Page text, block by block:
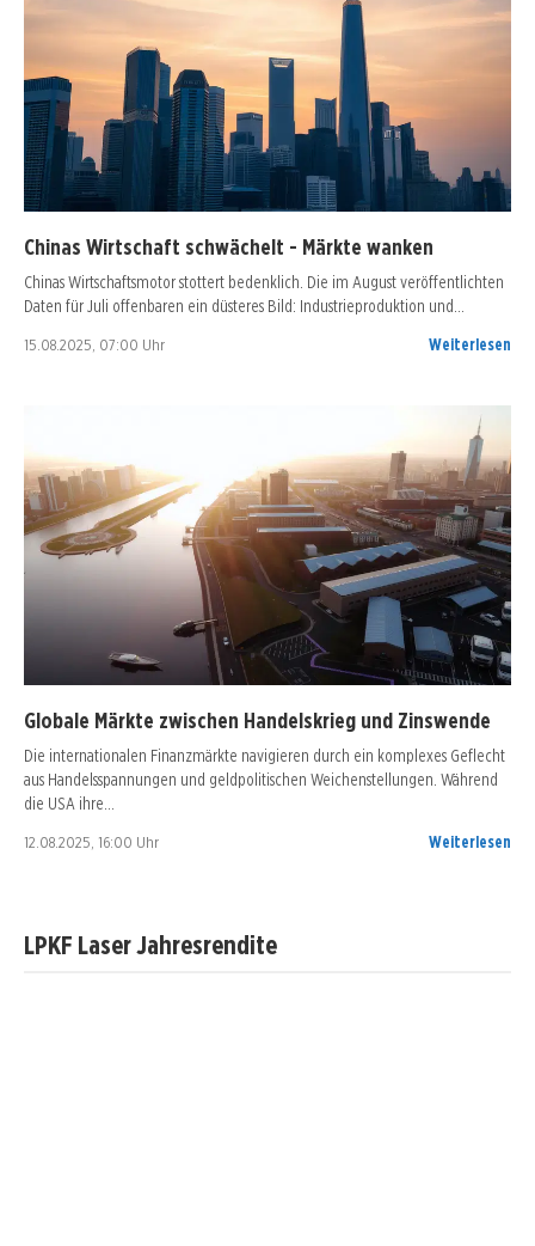
Chinas Wirtschaft schwächelt - Märkte wanken
Chinas Wirtschaftsmotor stottert bedenklich. Die im August veröffentlichten
Daten für Juli offenbaren ein düsteres Bild: Industrieproduktion und…
15.08.2025, 07:00 Uhr Weiterlesen
Globale Märkte zwischen Handelskrieg und Zinswende
Die internationalen Finanzmärkte navigieren durch ein komplexes Geflecht
aus Handelsspannungen und geldpolitischen Weichenstellungen. Während
die USA ihre…
12.08.2025, 16:00 Uhr Weiterlesen
LPKF Laser Jahresrendite